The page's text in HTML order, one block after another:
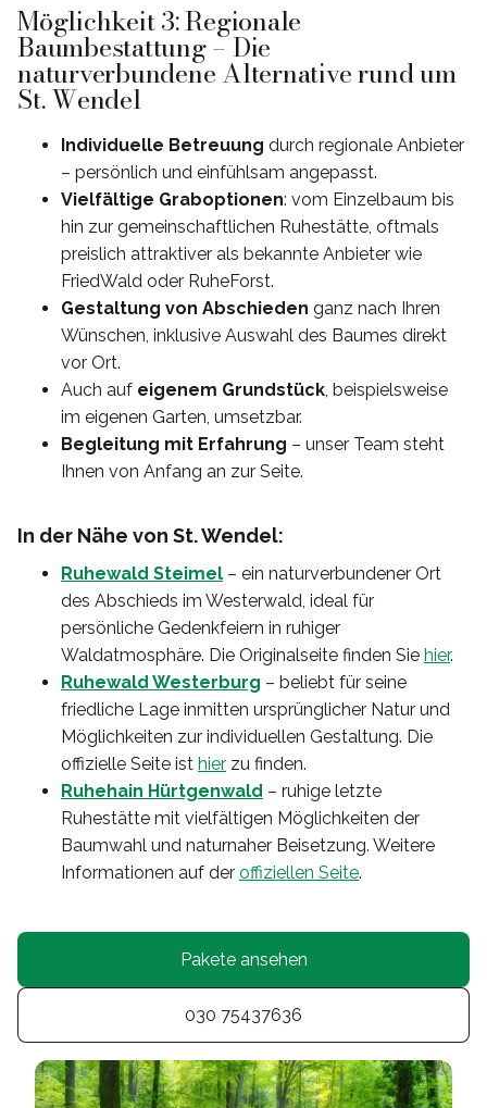
Möglichkeit 3: Regionale
Baumbestattung – Die
naturverbundene Alternative rund um
St. Wendel
Individuelle Betreuung durch regionale Anbieter
– persönlich und einfühlsam angepasst.
Vielfältige Graboptionen: vom Einzelbaum bis
hin zur gemeinschaftlichen Ruhestätte, oftmals
preislich attraktiver als bekannte Anbieter wie
FriedWald oder RuheForst.
Gestaltung von Abschieden ganz nach Ihren
Wünschen, inklusive Auswahl des Baumes direkt
vor Ort.
Auch auf eigenem Grundstück, beispielsweise
im eigenen Garten, umsetzbar.
Begleitung mit Erfahrung – unser Team steht
Ihnen von Anfang an zur Seite.
In der Nähe von St. Wendel:
Ruhewald Steimel – ein naturverbundener Ort
des Abschieds im Westerwald, ideal für
persönliche Gedenkfeiern in ruhiger
Waldatmosphäre. Die Originalseite finden Sie hier.
Ruhewald Westerburg – beliebt für seine
friedliche Lage inmitten ursprünglicher Natur und
Möglichkeiten zur individuellen Gestaltung. Die
offizielle Seite ist hier zu finden.
Ruhehain Hürtgenwald – ruhige letzte
Ruhestätte mit vielfältigen Möglichkeiten der
Baumwahl und naturnaher Beisetzung. Weitere
Informationen auf der offiziellen Seite.
Pakete ansehen
030 75437636